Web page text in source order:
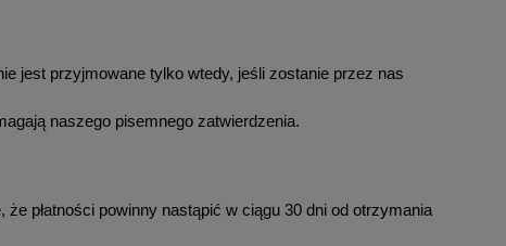
jest przyjmowane tylko wtedy, jeśli zostanie przez nas
naszego pisemnego zatwierdzenia.
płatności powinny nastąpić w ciągu 30 dni od otrzymania